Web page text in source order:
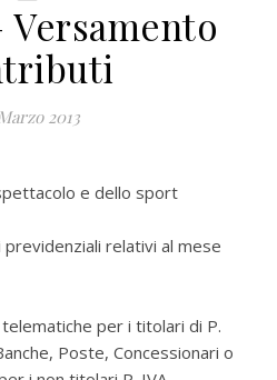
Versamento
2013
e dello sport
relativi al mese
per i titolari di P.
Poste, Concessionari o